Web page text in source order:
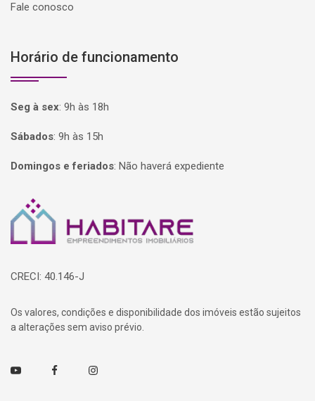
Fale conosco
Horário de funcionamento
Seg à sex: 9h às 18h
Sábados: 9h às 15h
Domingos e feriados: Não haverá expediente
Página inicial
CRECI: 40.146-J
Os valores, condições e disponibilidade dos imóveis estão sujeitos
a alterações sem aviso prévio.
Youtube FacebookInstagram